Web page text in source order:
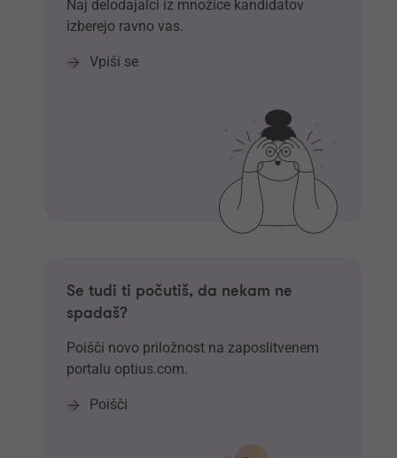
Naj delodajalci iz množice kandidatov
izberejo ravno vas.
Vpiši se
Se tudi ti počutiš, da nekam ne
spadaš?
Poišči novo priložnost na zaposlitvenem
portalu optius.com.
Poišči